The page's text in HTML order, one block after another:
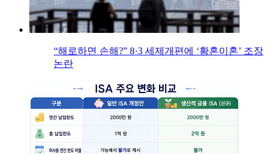
“해로하면 손해?” 8·3 세제개편에 ‘황혼이혼’ 조장
논란